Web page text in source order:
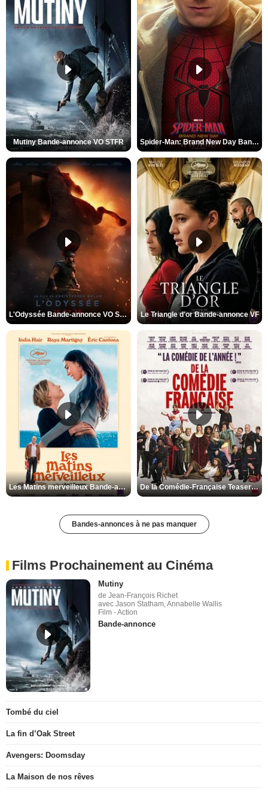
Mutiny Bande-annonce VO STFR Spider-Man: Brand New Day Bande-annonce VO STFR
L'Odyssée Bande-annonce VO STFR Le Triangle d'or Bande-annonce VF
Les Matins merveilleux Bande-annonce VF De la Comédie-Française Teaser VF
Bandes-annonces à ne pas manquer
Films Prochainement au Cinéma
Mutiny
de Jean-François Richet
avec Jason Statham, Annabelle Wallis
Film - Action
Bande-annonce
Tombé du ciel
La fin d’Oak Street
Avengers: Doomsday
La Maison de nos rêves